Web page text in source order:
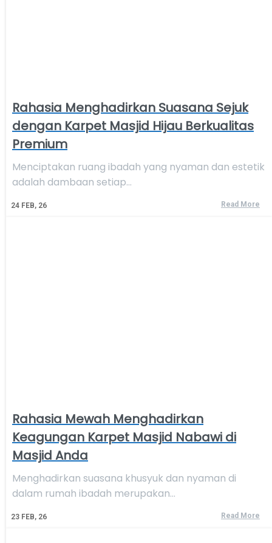
Rahasia Menghadirkan Suasana Sejuk
dengan Karpet Masjid Hijau Berkualitas
Premium
24 FEB, 26
Menciptakan ruang ibadah yang nyaman dan estetik
adalah dambaan setiap…
Read More
Rahasia Mewah Menghadirkan
Keagungan Karpet Masjid Nabawi di
Masjid Anda
23 FEB, 26
Menghadirkan suasana khusyuk dan nyaman di
dalam rumah ibadah merupakan…
Read More